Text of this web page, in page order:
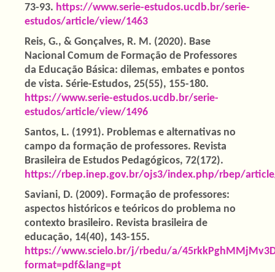
73-93. https://www.serie-estudos.ucdb.br/serie-
estudos/article/view/1463
Reis, G., & Gonçalves, R. M. (2020). Base
Nacional Comum de Formação de Professores
da Educação Básica: dilemas, embates e pontos
de vista. Série-Estudos, 25(55), 155-180.
https://www.serie-estudos.ucdb.br/serie-
estudos/article/view/1496
Santos, L. (1991). Problemas e alternativas no
campo da formação de professores. Revista
Brasileira de Estudos Pedagógicos, 72(172).
https://rbep.inep.gov.br/ojs3/index.php/rbep/
Saviani, D. (2009). Formação de professores:
aspectos históricos e teóricos do problema no
contexto brasileiro. Revista brasileira de
educação, 14(40), 143-155.
https://www.scielo.br/j/rbedu/a/
format=pdf&lang=pt